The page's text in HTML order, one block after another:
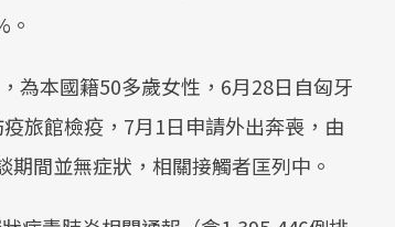
為本國籍50多歲女性，6月28日自匈牙
旅館檢疫，7月1日申請外出奔喪，由
間並無症狀，相關接觸者匡列中。